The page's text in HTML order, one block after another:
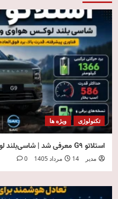
تکنولوژی ویژه ها
استلاتو G9 معرفی شد | شاسی‌بلند لوکس هواوی با برد ۱۳۶۶ کیلومتر
مدیر 14 مرداد 1405 0